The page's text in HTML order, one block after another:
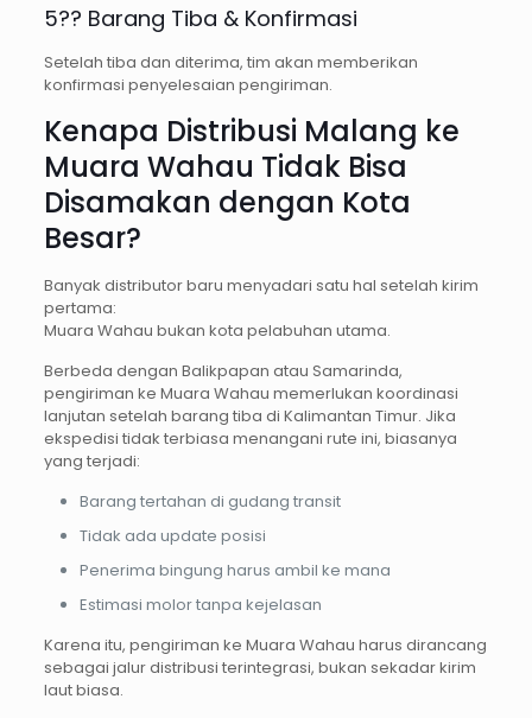
5?? Barang Tiba & Konfirmasi
Setelah tiba dan diterima, tim akan memberikan
konfirmasi penyelesaian pengiriman.
Kenapa Distribusi Malang ke
Muara Wahau Tidak Bisa
Disamakan dengan Kota
Besar?
Banyak distributor baru menyadari satu hal setelah kirim
pertama:
Muara Wahau bukan kota pelabuhan utama.
Berbeda dengan Balikpapan atau Samarinda,
pengiriman ke Muara Wahau memerlukan koordinasi
lanjutan setelah barang tiba di Kalimantan Timur. Jika
ekspedisi tidak terbiasa menangani rute ini, biasanya
yang terjadi:
Barang tertahan di gudang transit
Tidak ada update posisi
Penerima bingung harus ambil ke mana
Estimasi molor tanpa kejelasan
Karena itu, pengiriman ke Muara Wahau harus dirancang
sebagai jalur distribusi terintegrasi, bukan sekadar kirim
laut biasa.